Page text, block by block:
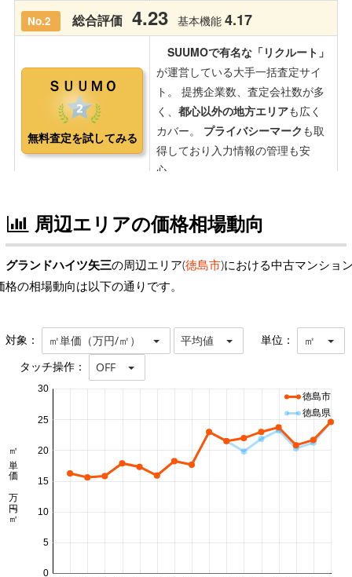
周辺エリアの価格相場動向
グランドハイツ矢三の周辺エリア(徳島市)における中古マンショ
格の相場動向は以下の通りです。
対象： ㎡単価（万円/㎡） 平均値 単位： ㎡
タッチ操作： OFF
0
5
10
15
20
25
30
㎡単価 万円/㎡
徳島市
徳島県